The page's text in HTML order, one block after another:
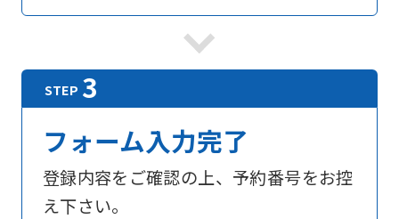
フォーム入力完了
登録内容をご確認の上、予約番号をお控
え下さい。